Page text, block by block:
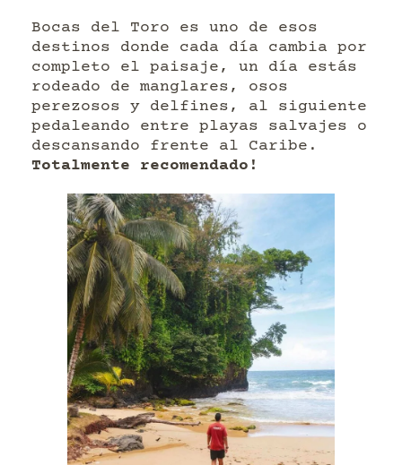
Bocas del Toro es uno de esos
destinos donde cada día cambia por
completo el paisaje, un día estás
rodeado de manglares, osos
perezosos y delfines, al siguiente
pedaleando entre playas salvajes o
descansando frente al Caribe.
Totalmente recomendado!